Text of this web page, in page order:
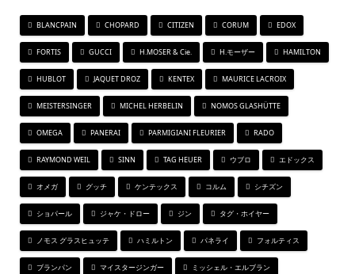
BLANCPAIN CHOPARD CITIZEN CORUM EDOX
FORTIS GUCCI H.MOSER & Cie. H.モーザー HAMILTON
HUBLOT JAQUET DROZ KENTEX MAURICE LACROIX
MEISTERSINGER MICHEL HERBELIN NOMOS GLASHÜTTE
OMEGA PANERAI PARMIGIANI FLEURIER RADO
RAYMOND WEIL SINN TAG HEUER ウブロ エドックス
オメガ グッチ ケンテックス コルム シチズン
ショパール ジャケ・ドロー ジン タグ・ホイヤー
ノモス グラスヒュッテ ハミルトン パネライ フォルティス
ブランパン マイスタージンガー ミッシェル・エルブラン